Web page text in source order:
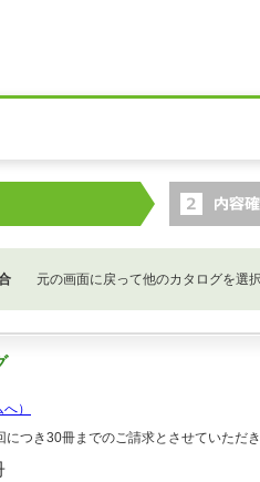
元の画面に戻って他のカタログを選
）
つき30冊までのご請求とさせていただ